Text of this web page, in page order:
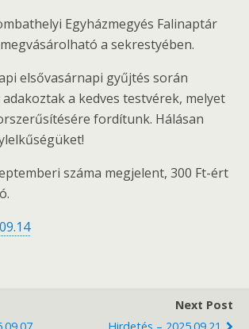
Egyházmegyés Falinaptár
a sekrestyében.
elsővasárnapi gyűjtés során
adakoztak a kedves testvérek, melyet
fordítunk. Hálásan
száma megjelent, 300 Ft-ért
Next Post